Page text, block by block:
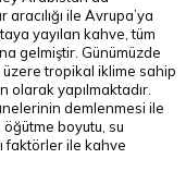
ile Avrupa’ya
yayılan kahve, tüm
gelmiştir. Günümüzde
tropikal iklime sahip
olarak yapılmaktadır.
demlenmesi ile
boyutu, su
faktörler ile kahve